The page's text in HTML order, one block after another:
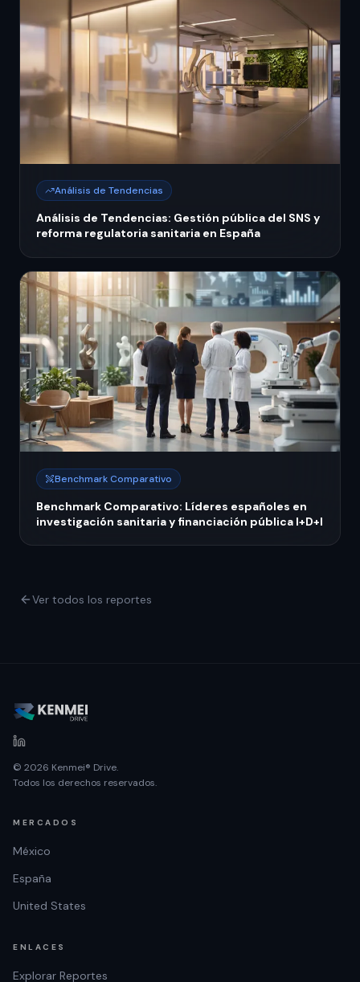
Análisis de Tendencias
Análisis de Tendencias: Gestión pública del SNS y
reforma regulatoria sanitaria en España
Benchmark Comparativo
Benchmark Comparativo: Líderes españoles en
investigación sanitaria y financiación pública I+D+I
Ver todos los reportes
© 2026 Kenmei® Drive.
Todos los derechos reservados.
MERCADOS
México
España
United States
ENLACES
Explorar Reportes